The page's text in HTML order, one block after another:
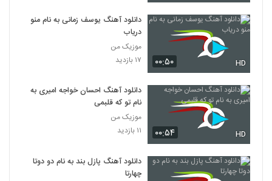
۰۰:۵۰ HD
دانلود آهنگ یوسف زمانی به نام منو
دریاب
موزیک من
۱۷ بازدید
۰۰:۵۴ HD
دانلود آهنگ احسان خواجه امیری به
نام تو که قلبمی
موزیک من
۱۱ بازدید
دانلود آهنگ پازل بند به نام دو دوتا
چهارتا